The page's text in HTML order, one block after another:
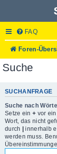
FAQ
Foren-
Suche
SUCHANFRAGE
Suche nach
Setze ein + vor
Wort, das nicht
durch | innerhalb
werden muss.